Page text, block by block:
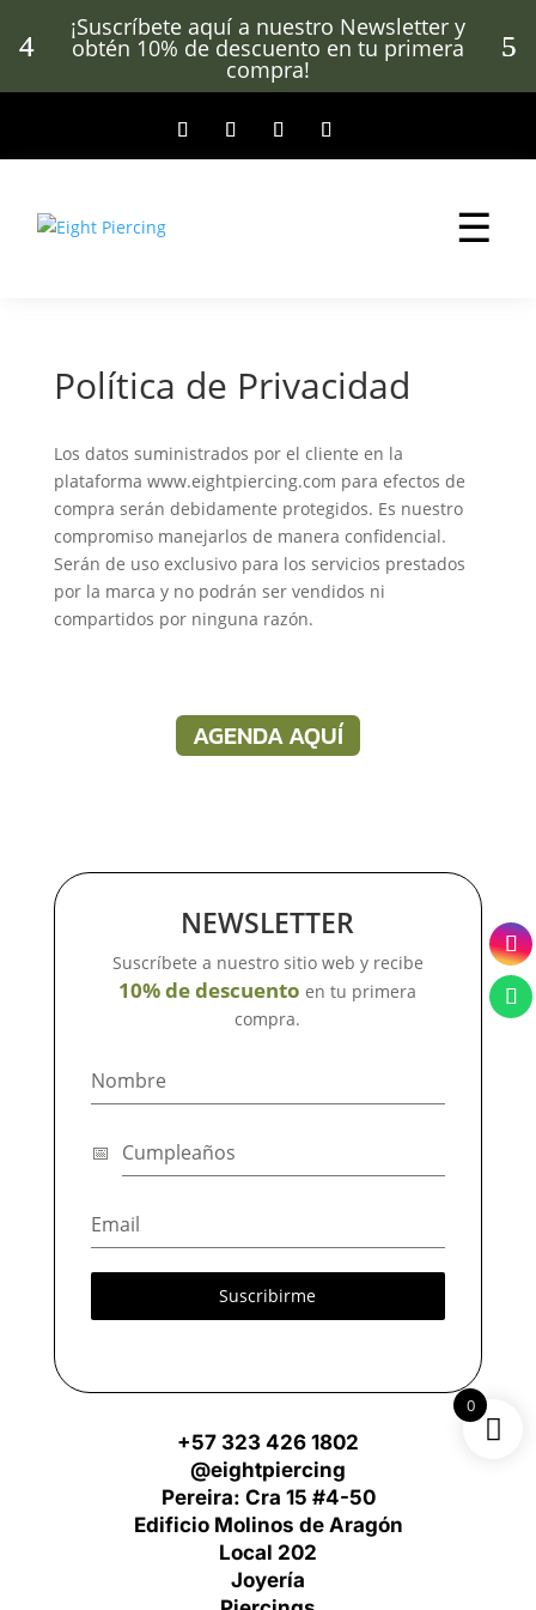
¡Suscríbete aquí a nuestro Newsletter y
obtén 10% de descuento en tu primera
compra!
☰
Política de Privacidad
Los datos suministrados por el cliente en la
plataforma www.eightpiercing.com para efectos de
compra serán debidamente protegidos. Es nuestro
compromiso manejarlos de manera confidencial.
Serán de uso exclusivo para los servicios prestados
por la marca y no podrán ser vendidos ni
compartidos por ninguna razón.
AGENDA AQUÍ
NEWSLETTER
Suscríbete a nuestro sitio web y recibe
10% de descuento en tu primera
compra.
Suscribirme
+57 323 426 1802
@eightpiercing
Pereira: Cra 15 #4-50
Edificio Molinos de Aragón
Local 202
Joyería
0